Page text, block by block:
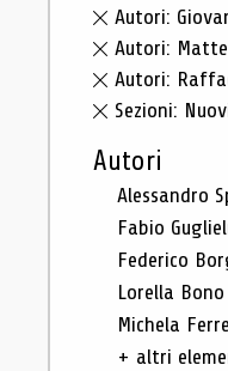
Autori:
Autori:
Autori:
Sezioni:
Autori
Alessandro
Fabio
Federico
Lorella Bono
Michela
+ altri